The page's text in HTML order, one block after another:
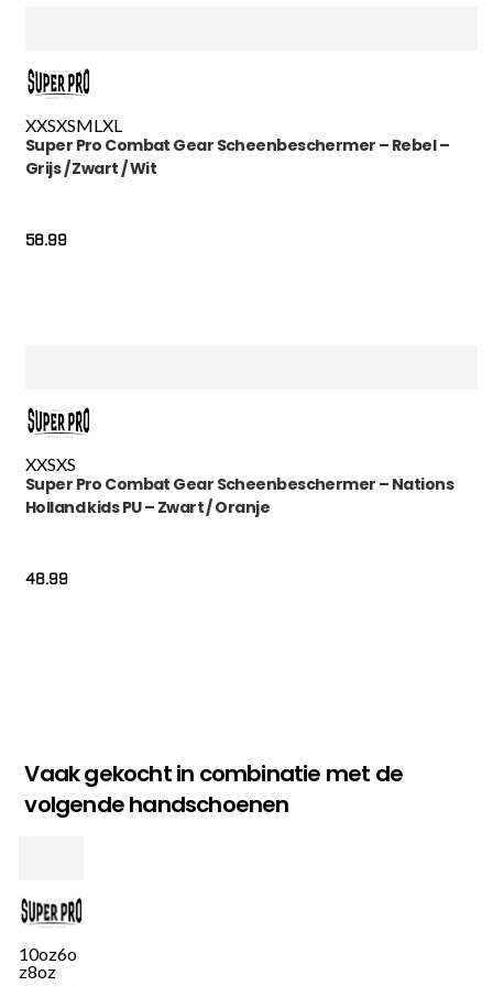
XXSXSMLXL
Super Pro Combat Gear Scheenbeschermer – Rebel –
Grijs / Zwart / Wit
58.99
XXSXS
Super Pro Combat Gear Scheenbeschermer – Nations
Holland kids PU – Zwart / Oranje
48.99
Vaak gekocht in combinatie met de
volgende handschoenen
10oz6o
z8oz